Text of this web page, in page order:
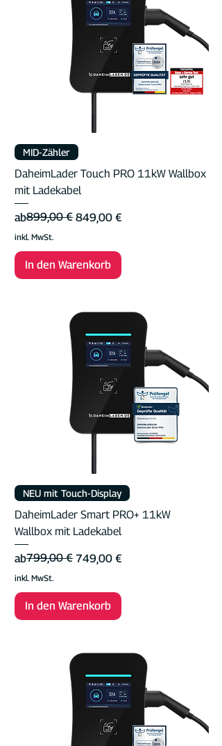
MID-Zähler
DaheimLader Touch PRO 11kW Wallbox
mit Ladekabel
ab
Standardpreis
899,00 € 849,00 €
Sale-Preis
inkl. MwSt.
In den Warenkorb
NEU mit Touch-Display
DaheimLader Smart PRO+ 11kW
Wallbox mit Ladekabel
ab
Standardpreis
799,00 € 749,00 €
Sale-Preis
inkl. MwSt.
In den Warenkorb